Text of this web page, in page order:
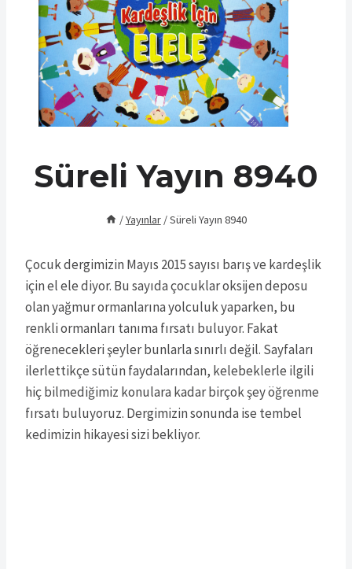
Süreli Yayın 8940
/Yayınlar /Süreli Yayın 8940
Çocuk dergimizin Mayıs 2015 sayısı barış ve kardeşlik
için el ele diyor. Bu sayıda çocuklar oksijen deposu
olan yağmur ormanlarına yolculuk yaparken, bu
renkli ormanları tanıma fırsatı buluyor. Fakat
öğrenecekleri şeyler bunlarla sınırlı değil. Sayfaları
ilerlettikçe sütün faydalarından, kelebeklerle ilgili
hiç bilmediğimiz konulara kadar birçok şey öğrenme
fırsatı buluyoruz. Dergimizin sonunda ise tembel
kedimizin hikayesi sizi bekliyor.